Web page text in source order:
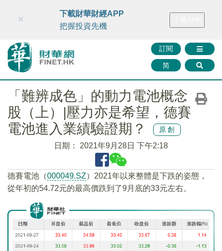
財華智庫網 FINTV FINMETA 財華證券 媒體矩陣
訂閱
简
×
下載財華財經APP
把握投資先機
「難辨成色」的動力電池概念
股（上）|壓力亦是希望，德賽
電池進入業績驗證期？
原創
日期： 2021年9月28日 下午2:18
德賽電池（000049.SZ）2021年以來整體是下跌的姿態，
從年初的54.72元的最高價跌到了9月底的33元左右。